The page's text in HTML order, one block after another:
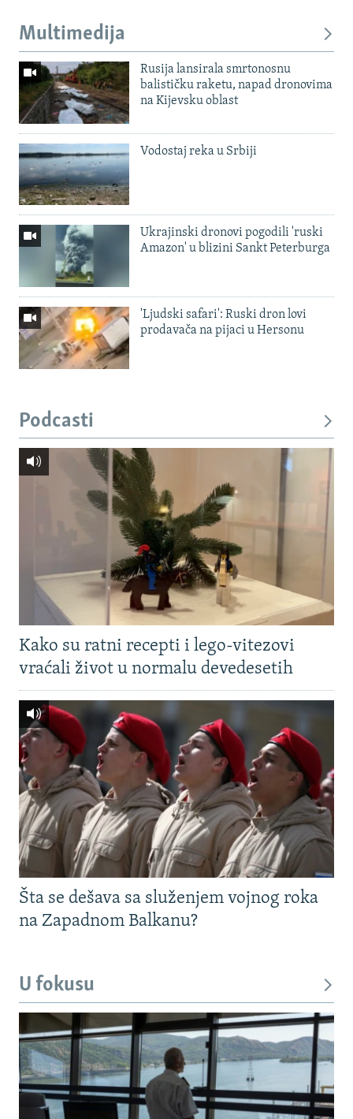
Multimedija
Rusija lansirala smrtonosnu
balističku raketu, napad dronovima
na Kijevsku oblast
Vodostaj reka u Srbiji
Ukrajinski dronovi pogodili 'ruski
Amazon' u blizini Sankt Peterburga
'Ljudski safari': Ruski dron lovi
prodavača na pijaci u Hersonu
Podcasti
Kako su ratni recepti i lego-vitezovi
vraćali život u normalu devedesetih
Šta se dešava sa služenjem vojnog roka
na Zapadnom Balkanu?
U fokusu